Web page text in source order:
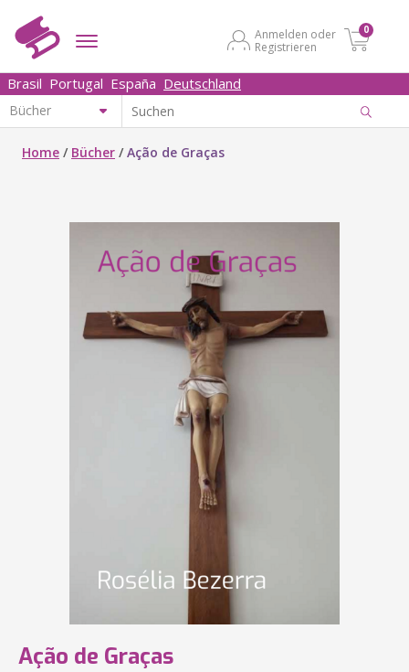
Anmelden oder
Registrieren
0
Brasil Portugal España Deutschland
Home / Bücher /Ação de Graças
Ação de Graças